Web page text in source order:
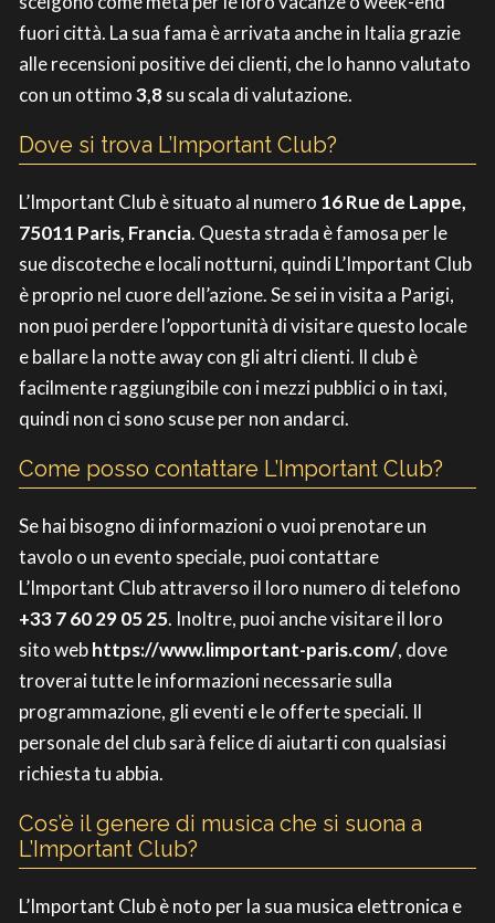
fuori città. La sua fama è arrivata anche in Italia grazie
alle recensioni positive dei clienti, che lo hanno valutato
con un ottimo3,8su scala di valutazione.
Dove si trova L’Important Club?
L’Important Club è situato al numero 16 Rue de Lappe,
75011 Paris, Francia. Questa strada è famosa per le
sue discoteche e locali notturni, quindi L’Important Club
è proprio nel cuore dell’azione. Se sei in visita a Parigi,
non puoi perdere l’opportunità di visitare questo locale
e ballare la notte away con gli altri clienti. Il club è
facilmente raggiungibile con i mezzi pubblici o in taxi,
quindi non ci sono scuse per non andarci.
Come posso contattare L’Important Club?
Se hai bisogno di informazioni o vuoi prenotare un
tavolo o un evento speciale, puoi contattare
L’Important Club attraverso il loro numero di telefono
+33 7 60 29 05 25. Inoltre, puoi anche visitare il loro
sito webhttps://www.limportant-paris.com/, dove
troverai tutte le informazioni necessarie sulla
programmazione, gli eventi e le offerte speciali. Il
personale del club sarà felice di aiutarti con qualsiasi
richiesta tu abbia.
Cos’è il genere di musica che si suona a
L’Important Club?
L’Important Club è noto per la sua musica elettronica e